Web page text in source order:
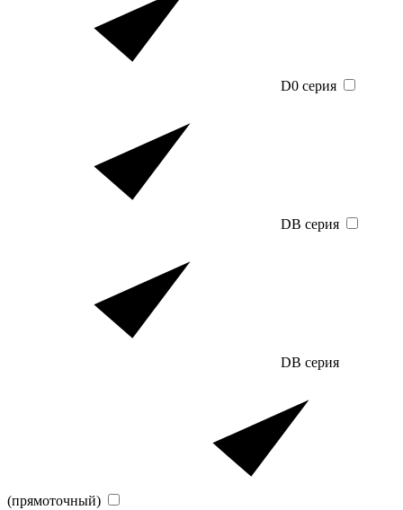
D0 серия
DB серия
DB серия
(прямоточный)